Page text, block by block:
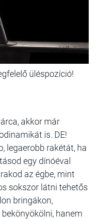
üléspozíció!
akkor már
is. DE!
legaerobb rakétát, ha
egy dínóéval
az égbe, mint
sokszor látni tehetős
bringákon,
hanem